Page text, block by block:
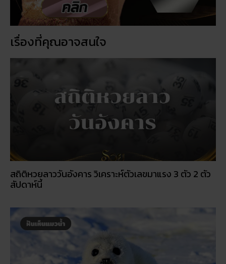
เรื่องที่คุณอาจสนใจ
สถิติหวยลาววันอังคาร วิเคราะห์ตัวเลขมาแรง 3 ตัว 2 ตัว
สัปดาห์นี้